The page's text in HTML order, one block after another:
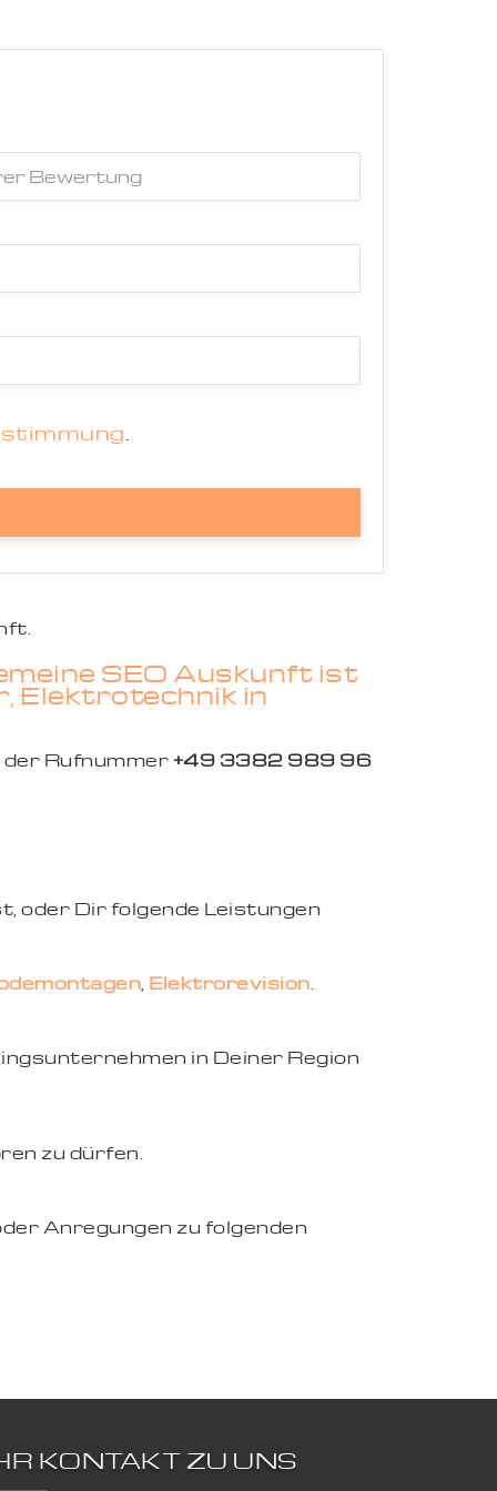
SEO Auskunft ist
Elektrotechnik in
Rufnummer +49 3382 989 96
oder Dir folgende Leistungen
, Elektrorevision.
in Deiner Region
zu dürfen.
Anregungen zu folgenden
KONTAKT ZU UNS